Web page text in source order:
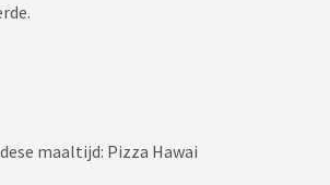
maaltijd: Pizza Hawai